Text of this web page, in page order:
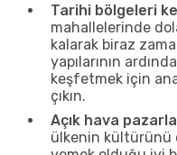
Tarihi bölgeleri
mahallelerinde
kalarak biraz
yapılarının
keşfetmek için
çıkın.
Açık hava
ülkenin kültürünü